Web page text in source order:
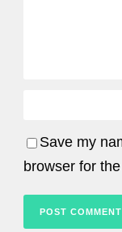
Save my
browser for